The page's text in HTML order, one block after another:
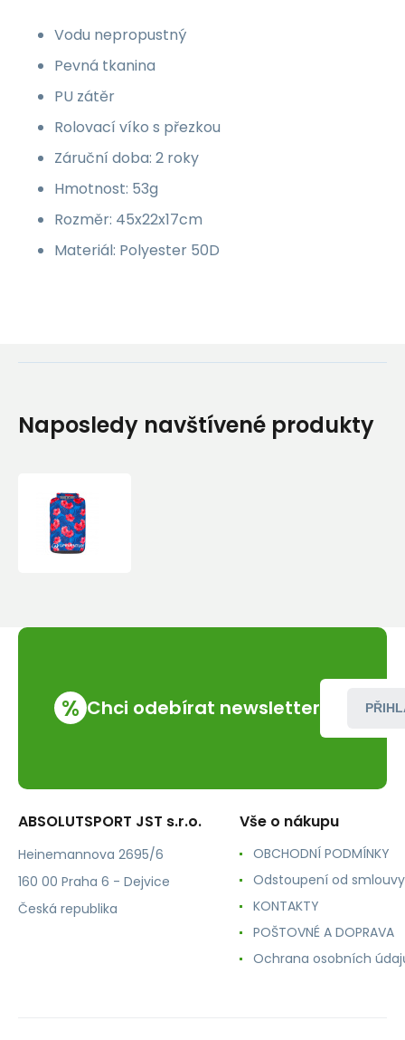
Vodu nepropustný
Pevná tkanina
PU zátěr
Rolovací víko s přezkou
Záruční doba: 2 roky
Hmotnost: 53g
Rozměr: 45x22x17cm
Materiál: Polyester 50D
Naposledy navštívené produkty
% Chci odebírat newsletter
ABSOLUTSPORT JST s.r.o.
Heinemannova 2695/6
160 00 Praha 6 - Dejvice
Česká republika
Vše o nákupu
OBCHODNÍ PODMÍNKY
Odstoupení od smlouvy
KONTAKTY
POŠTOVNÉ A DOPRAVA
Ochrana osobních